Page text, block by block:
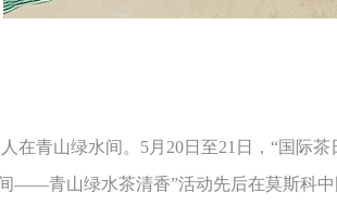
青山绿水间。5月20日至21日，“国际茶
——青山绿水茶清香”活动先后在莫斯科